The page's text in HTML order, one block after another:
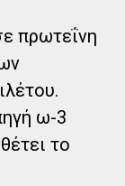
πρωτεΐνη
ω-3
το